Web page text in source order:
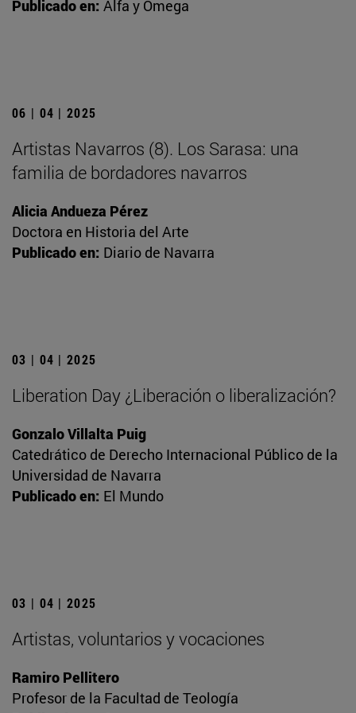
Publicado en: Alfa y Omega
06 | 04 | 2025
Artistas Navarros (8). Los Sarasa: una
familia de bordadores navarros
Alicia Andueza Pérez
Doctora en Historia del Arte
Publicado en: Diario de Navarra
03 | 04 | 2025
Liberation Day ¿Liberación o liberalización?
Gonzalo Villalta Puig
Catedrático de Derecho Internacional Público de la
Universidad de Navarra
Publicado en: El Mundo
03 | 04 | 2025
Artistas, voluntarios y vocaciones
Ramiro Pellitero
Profesor de la Facultad de Teología